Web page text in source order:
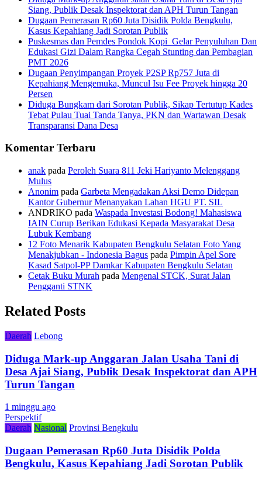
Siang, Publik Desak Inspektorat dan APH Turun Tangan
Dugaan Pemerasan Rp60 Juta Disidik Polda Bengkulu,
Kasus Kepahiang Jadi Sorotan Publik
Puskesmas dan Pemdes Pondok Kopi Gelar Penyuluhan Dan
Edukasi Gizi Dalam Rangka Cegah Stunting dan Pembagian
PMT 2026
Dugaan Penyimpangan Proyek P2SP Rp757 Juta di
Kepahiang Mengemuka, Muncul Isu Fee Proyek hingga 20
Persen
Diduga Bungkam dari Sorotan Publik, Sikap Tertutup Kades
Tebat Pulau Tuai Tanda Tanya, PKN dan Wartawan Desak
Transparansi Dana Desa
Komentar Terbaru
anak pada Peroleh Suara 811 Jeki Hariyanto Melenggang
Mulus
Anonim pada Garbeta Mengadakan Aksi Demo Didepan
Kantor Gubernur Menanyakan Lahan HGU PT. SIL
ANDRIKO pada Waspada Investasi Bodong! Mahasiswa
IAIN Curup Berikan Edukasi Kepada Masyarakat Desa
Lubuk Kembang
12 Foto Menarik Kabupaten Bengkulu Selatan Foto Yang
Menakjubkan - Indonesia Bagus pada Pimpin Apel Sore
Kasad Satpol-PP Damkar Kabupaten Bengkulu Selatan
Cetak Buku Murah pada Mengenal STCK, Surat Jalan
Pengganti STNK
Related Posts
Daerah Lebong
Diduga Mark-up Anggaran Jalan Usaha Tani di
Desa Ajai Siang, Publik Desak Inspektorat dan APH
Turun Tangan
1 minggu ago
Perspektif
Daerah Nasional Provinsi Bengkulu
Dugaan Pemerasan Rp60 Juta Disidik Polda
Bengkulu, Kasus Kepahiang Jadi Sorotan Publik